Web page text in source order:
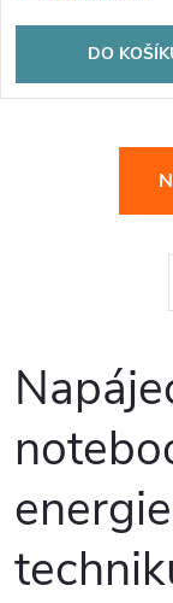
DO
d
a
c
í
p
á
n
k
o
v
n